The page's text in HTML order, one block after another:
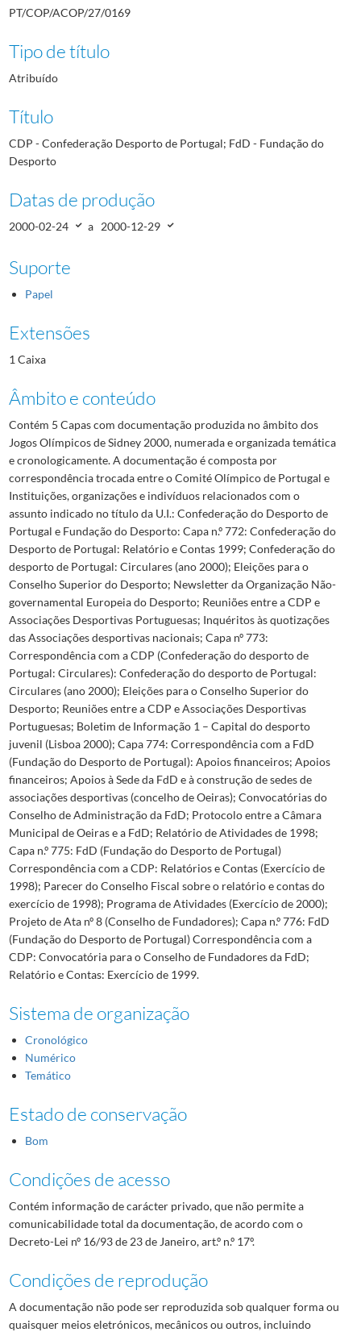
PT/COP/ACOP/27/0169
Tipo de título
Atribuído
Título
CDP - Confederação Desporto de Portugal; FdD - Fundação do
Desporto
Datas de produção
2000-02-24 a 2000-12-29
Suporte
Papel
Extensões
1 Caixa
Âmbito e conteúdo
Contém 5 Capas com documentação produzida no âmbito dos
Jogos Olímpicos de Sidney 2000, numerada e organizada temática
e cronologicamente. A documentação é composta por
correspondência trocada entre o Comité Olímpico de Portugal e
Instituições, organizações e indivíduos relacionados com o
assunto indicado no título da U.I.: Confederação do Desporto de
Portugal e Fundação do Desporto: Capa n.º 772: Confederação do
Desporto de Portugal: Relatório e Contas 1999; Confederação do
desporto de Portugal: Circulares (ano 2000); Eleições para o
Conselho Superior do Desporto; Newsletter da Organização Não-
governamental Europeia do Desporto; Reuniões entre a CDP e
Associações Desportivas Portuguesas; Inquéritos às quotizações
das Associações desportivas nacionais; Capa nº 773:
Correspondência com a CDP (Confederação do desporto de
Portugal: Circulares): Confederação do desporto de Portugal:
Circulares (ano 2000); Eleições para o Conselho Superior do
Desporto; Reuniões entre a CDP e Associações Desportivas
Portuguesas; Boletim de Informação 1 – Capital do desporto
juvenil (Lisboa 2000); Capa 774: Correspondência com a FdD
(Fundação do Desporto de Portugal): Apoios financeiros; Apoios
financeiros; Apoios à Sede da FdD e à construção de sedes de
associações desportivas (concelho de Oeiras); Convocatórias do
Conselho de Administração da FdD; Protocolo entre a Câmara
Municipal de Oeiras e a FdD; Relatório de Atividades de 1998;
Capa n.º 775: FdD (Fundação do Desporto de Portugal)
Correspondência com a CDP: Relatórios e Contas (Exercício de
1998); Parecer do Conselho Fiscal sobre o relatório e contas do
exercício de 1998); Programa de Atividades (Exercício de 2000);
Projeto de Ata nº 8 (Conselho de Fundadores); Capa n.º 776: FdD
(Fundação do Desporto de Portugal) Correspondência com a
CDP: Convocatória para o Conselho de Fundadores da FdD;
Relatório e Contas: Exercício de 1999.
Sistema de organização
Cronológico
Numérico
Temático
Estado de conservação
Bom
Condições de acesso
Contém informação de carácter privado, que não permite a
comunicabilidade total da documentação, de acordo com o
Decreto-Lei nº 16/93 de 23 de Janeiro, art.º n.º 17º.
Condições de reprodução
A documentação não pode ser reproduzida sob qualquer forma ou
quaisquer meios eletrónicos, mecânicos ou outros, incluindo